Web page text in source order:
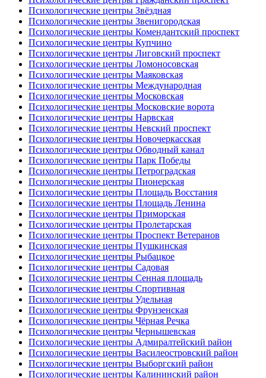
Психологические центры Звёздная
Психологические центры Звенигородская
Психологические центры Комендантский проспект
Психологические центры Купчино
Психологические центры Лиговский проспект
Психологические центры Ломоносовская
Психологические центры Маяковская
Психологические центры Международная
Психологические центры Московская
Психологические центры Московские ворота
Психологические центры Нарвская
Психологические центры Невский проспект
Психологические центры Новочеркасская
Психологические центры Обводный канал
Психологические центры Парк Победы
Психологические центры Петроградская
Психологические центры Пионерская
Психологические центры Площадь Восстания
Психологические центры Площадь Ленина
Психологические центры Приморская
Психологические центры Пролетарская
Психологические центры Проспект Ветеранов
Психологические центры Пушкинская
Психологические центры Рыбацкое
Психологические центры Садовая
Психологические центры Сенная площадь
Психологические центры Спортивная
Психологические центры Удельная
Психологические центры Фрунзенская
Психологические центры Чёрная Речка
Психологические центры Чернышевская
Психологические центры Адмиралтейский район
Психологические центры Василеостровский район
Психологические центры Выборгский район
Психологические центры Калининский район